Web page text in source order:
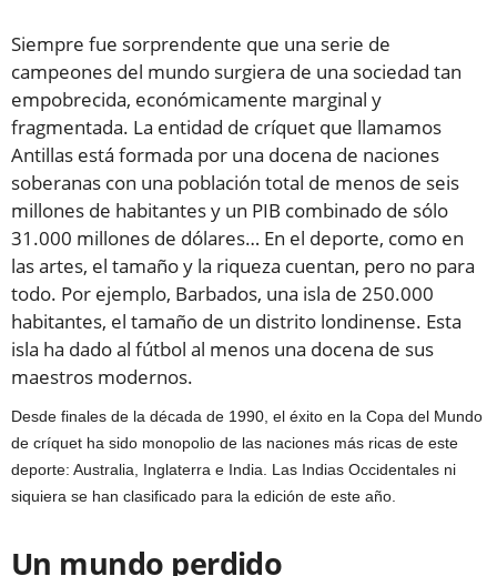
Siempre fue sorprendente que una serie de
campeones del mundo surgiera de una sociedad tan
empobrecida, económicamente marginal y
fragmentada. La entidad de críquet que llamamos
Antillas está formada por una docena de naciones
soberanas con una población total de menos de seis
millones de habitantes y un PIB combinado de sólo
31.000 millones de dólares… En el deporte, como en
las artes, el tamaño y la riqueza cuentan, pero no para
todo. Por ejemplo, Barbados, una isla de 250.000
habitantes, el tamaño de un distrito londinense. Esta
isla ha dado al fútbol al menos una docena de sus
maestros modernos.
Desde finales de la década de 1990, el éxito en la Copa del Mundo
de críquet ha sido monopolio de las naciones más ricas de este
deporte: Australia, Inglaterra e India. Las Indias Occidentales ni
siquiera se han clasificado para la edición de este año.
Un mundo perdido